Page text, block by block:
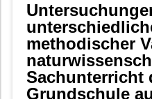
methodischer
Sachunterricht
Grundschule